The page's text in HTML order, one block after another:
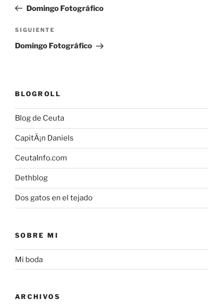
entradas
anterior:
Domingo Fotográfico
Siguiente
entrada
SIGUIENTE
Domingo Fotográfico
BLOGROLL
Blog de Ceuta
CapitÃ¡n Daniels
CeutaInfo.com
Dethblog
Dos gatos en el tejado
SOBRE MI
Mi boda
ARCHIVOS